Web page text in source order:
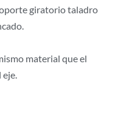
giratorio taladro
material que el
eje.